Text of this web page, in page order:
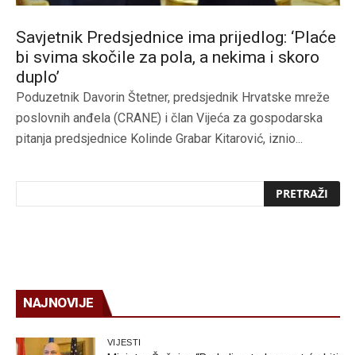
Savjetnik Predsjednice ima prijedlog: ‘Plaće
bi svima skočile za pola, a nekima i skoro
duplo’
Poduzetnik Davorin Štetner, predsjednik Hrvatske mreže
poslovnih anđela (CRANE) i član Vijeća za gospodarska
pitanja predsjednice Kolinde Grabar Kitarović, iznio...
NAJNOVIJE
VIJESTI